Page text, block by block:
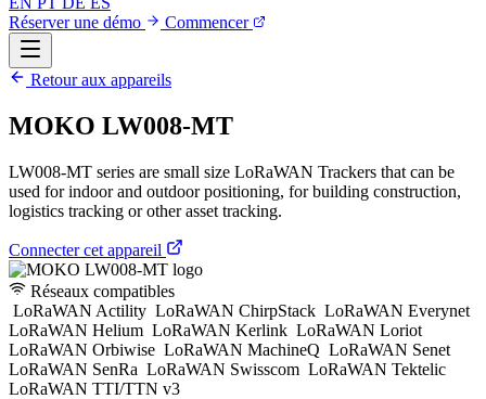
Réserver une démo
Commencer
Retour aux appareils
MOKO LW008-MT
LW008-MT series are small size LoRaWAN Trackers that can be
used for indoor and outdoor positioning, for building construction,
logistics tracking or other asset tracking.
Connecter cet appareil
Réseaux compatibles
LoRaWAN Actility LoRaWAN ChirpStack LoRaWAN Everynet
LoRaWAN Helium LoRaWAN Kerlink LoRaWAN Loriot
LoRaWAN Orbiwise LoRaWAN MachineQ LoRaWAN Senet
LoRaWAN SenRa LoRaWAN Swisscom LoRaWAN Tektelic
LoRaWAN TTI/TTN v3